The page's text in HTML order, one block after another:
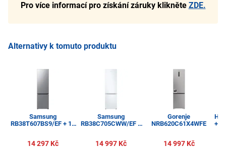
Pro více informací pro získání záruky klikněte ZDE.
Alternativy k tomuto produktu
Samsung
RB38T607BS9/EF + 10
14 297 Kč
Samsung
RB38C705CWW/EF +
14 997 Kč
Gorenje
NRB620C61X4WFE
14 997 Kč
+